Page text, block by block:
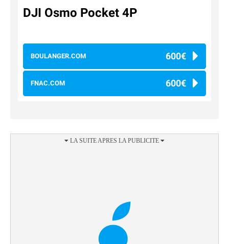
DJI Osmo Pocket 4P
BOULANGER.COM 600€
FNAC.COM 600€